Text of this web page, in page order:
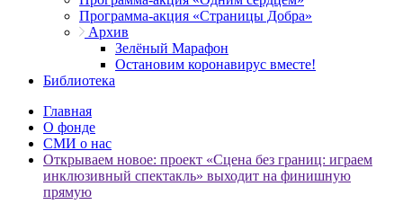
Программа-акция «Страницы Добра»
Архив
Зелёный Марафон
Остановим коронавирус вместе!
Библиотека
Главная
О фонде
СМИ о нас
Открываем новое: проект «Сцена без границ: играем
инклюзивный спектакль» выходит на финишную
прямую